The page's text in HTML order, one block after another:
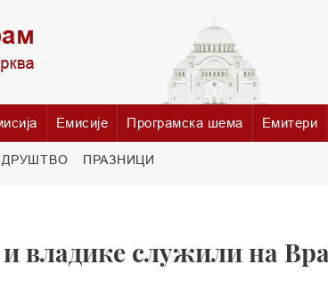
Емисије Програмска шема Емитери
ДРУШТВО ПРАЗНИЦИ
владике служили на